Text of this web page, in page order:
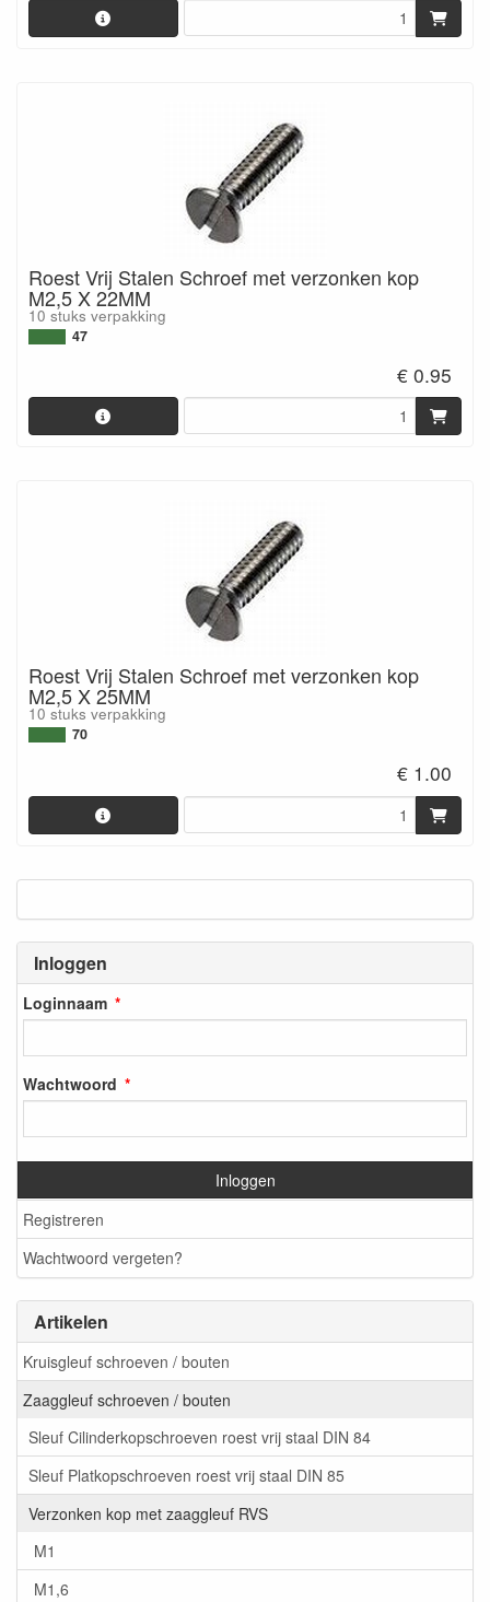
Inloggen
Loginnaam
Wachtwoord
Inloggen
Registreren
Wachtwoord vergeten?
Artikelen
Kruisgleuf schroeven / bouten
Zaaggleuf schroeven / bouten
Sleuf Cilinderkopschroeven roest vrij staal DIN 84
Sleuf Platkopschroeven roest vrij staal DIN 85
Verzonken kop met zaaggleuf RVS
M1
M1,6
Roest Vrij Stalen Schroef met verzonken kop
M2,5 X 22MM
10 stuks verpakking
47
€ 0.95
Roest Vrij Stalen Schroef met verzonken kop
M2,5 X 25MM
10 stuks verpakking
70
€ 1.00